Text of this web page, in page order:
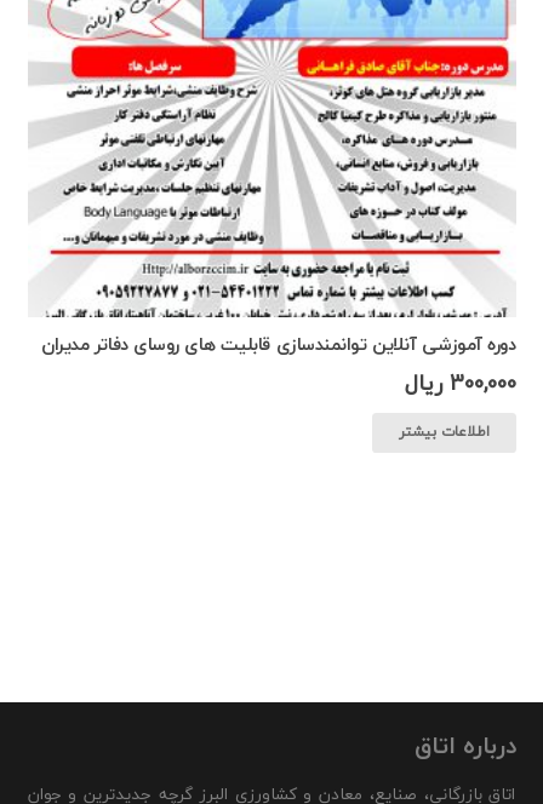
دوره آموزشی آنلاین توانمندسازی قابلیت های روسای دفاتر مدیران
300,000 ریال
اطلاعات بیشتر
درباره اتاق
اتاق بازرگانی، صنایع، معادن و کشاورزی البرز گرچه جدیدترین و جوان